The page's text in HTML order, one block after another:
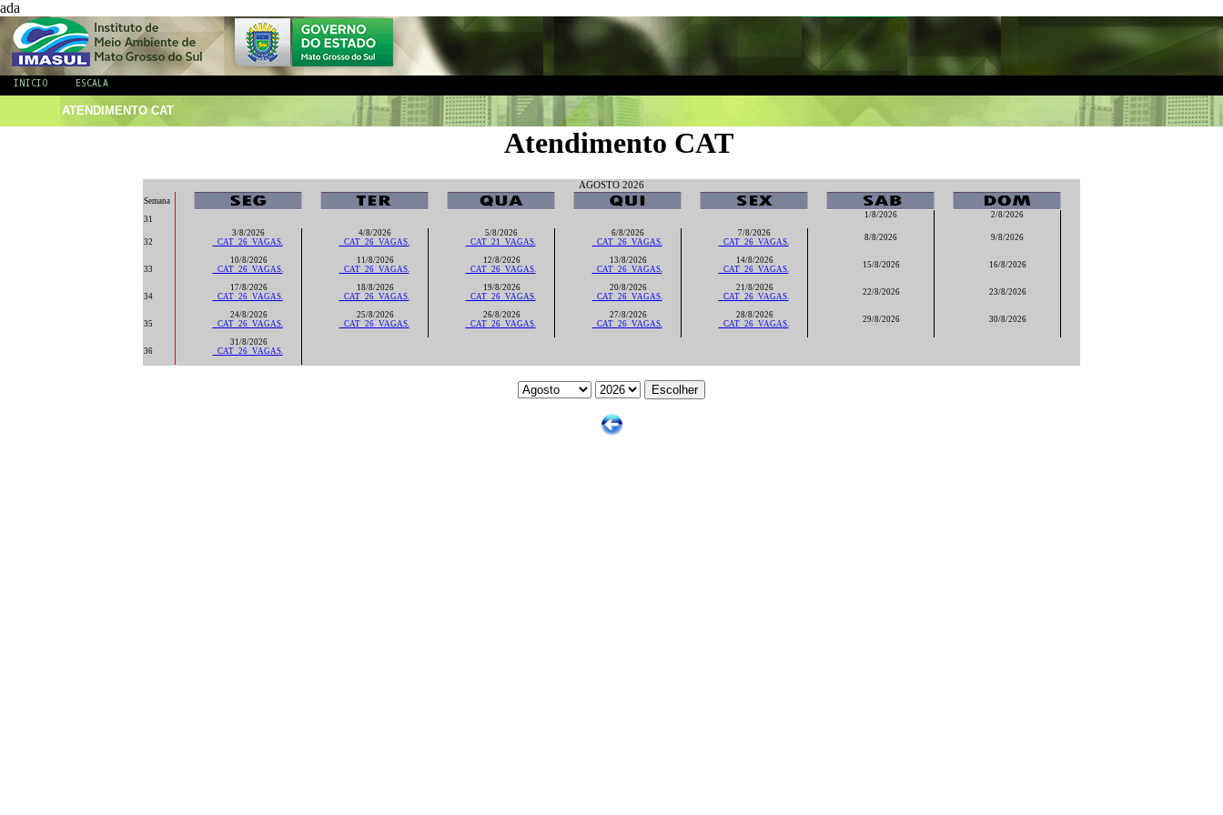
ada
INICIO ESCALA
ATENDIMENTO CAT
Atendimento CAT
AGOSTO 2026
Semana
31
1/8/2026 2/8/2026
32
3/8/2026
_CAT_26_VAGAS.
4/8/2026
_CAT_26_VAGAS.
5/8/2026
_CAT_21_VAGAS.
6/8/2026
_CAT_26_VAGAS.
7/8/2026
_CAT_26_VAGAS.
8/8/2026 9/8/2026
33
10/8/2026
_CAT_26_VAGAS.
11/8/2026
_CAT_26_VAGAS.
12/8/2026
_CAT_26_VAGAS.
13/8/2026
_CAT_26_VAGAS.
14/8/2026
_CAT_26_VAGAS.
15/8/2026 16/8/2026
34
17/8/2026
_CAT_26_VAGAS.
18/8/2026
_CAT_26_VAGAS.
19/8/2026
_CAT_26_VAGAS.
20/8/2026
_CAT_26_VAGAS.
21/8/2026
_CAT_26_VAGAS.
22/8/2026 23/8/2026
35
24/8/2026
_CAT_26_VAGAS.
25/8/2026
_CAT_26_VAGAS.
26/8/2026
_CAT_26_VAGAS.
27/8/2026
_CAT_26_VAGAS.
28/8/2026
_CAT_26_VAGAS.
29/8/2026 30/8/2026
36
31/8/2026
_CAT_26_VAGAS.